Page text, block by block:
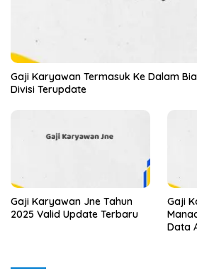
Gaji Karyawan Termasuk Ke Dalam
Divisi Terupdate
Gaji Karyawan Jne Tahun
2025 Valid Update Terbaru
Gaji
Data